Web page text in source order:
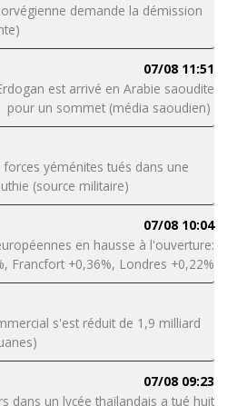
demande la démission
07/08 11:51
est arrivé en Arabie saoudite
pour un sommet (média saoudien)
yéménites tués dans une
(source militaire)
07/08 10:04
en hausse à l'ouverture:
Francfort +0,36%, Londres +0,22%
s'est réduit de 1,9 milliard
07/08 09:23
dans un lycée thaïlandais a tué huit